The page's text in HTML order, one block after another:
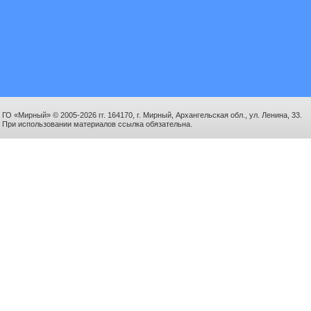
ГО «Мирный» © 2005-2026 гг. 164170, г. Мирный, Архангельская обл., ул. Ленина, 33.
При использовании материалов ссылка обязательна.